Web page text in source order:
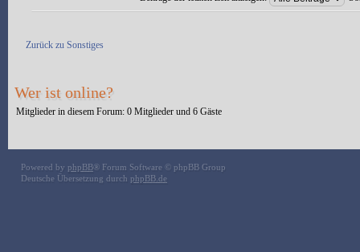
Zurück zu Sonstiges
Wer ist online?
Mitglieder in diesem Forum: 0 Mitglieder und 6 Gäste
Powered by phpBB® Forum Software © phpBB Group
Deutsche Übersetzung durch phpBB.de